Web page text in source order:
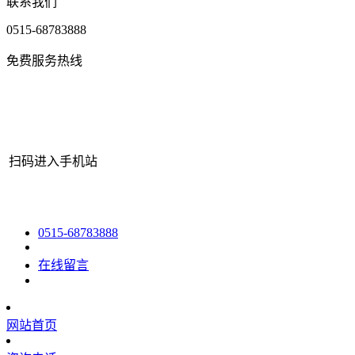
0515-68783888
免费服务热线
扫码进入手机站
0515-68783888
在线留言
网站首页